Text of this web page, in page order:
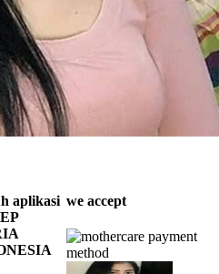
aplikasi we accept